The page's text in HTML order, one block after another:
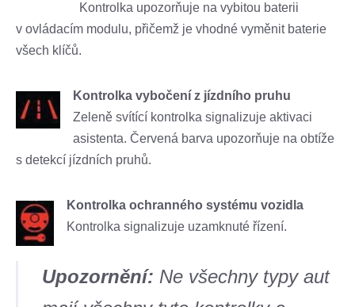
Kontrolka upozorňuje na vybitou baterii
v ovládacím modulu, přičemž je vhodné vyměnit baterie
všech klíčů.
Kontrolka vybočení z jízdního pruhu
Zeleně svítící kontrolka signalizuje aktivaci
asistenta. Červená barva upozorňuje na obtíže
s detekcí jízdních pruhů.
Kontrolka ochranného systému vozidla
Kontrolka signalizuje uzamknuté řízení.
Upozornění: Ne všechny typy aut